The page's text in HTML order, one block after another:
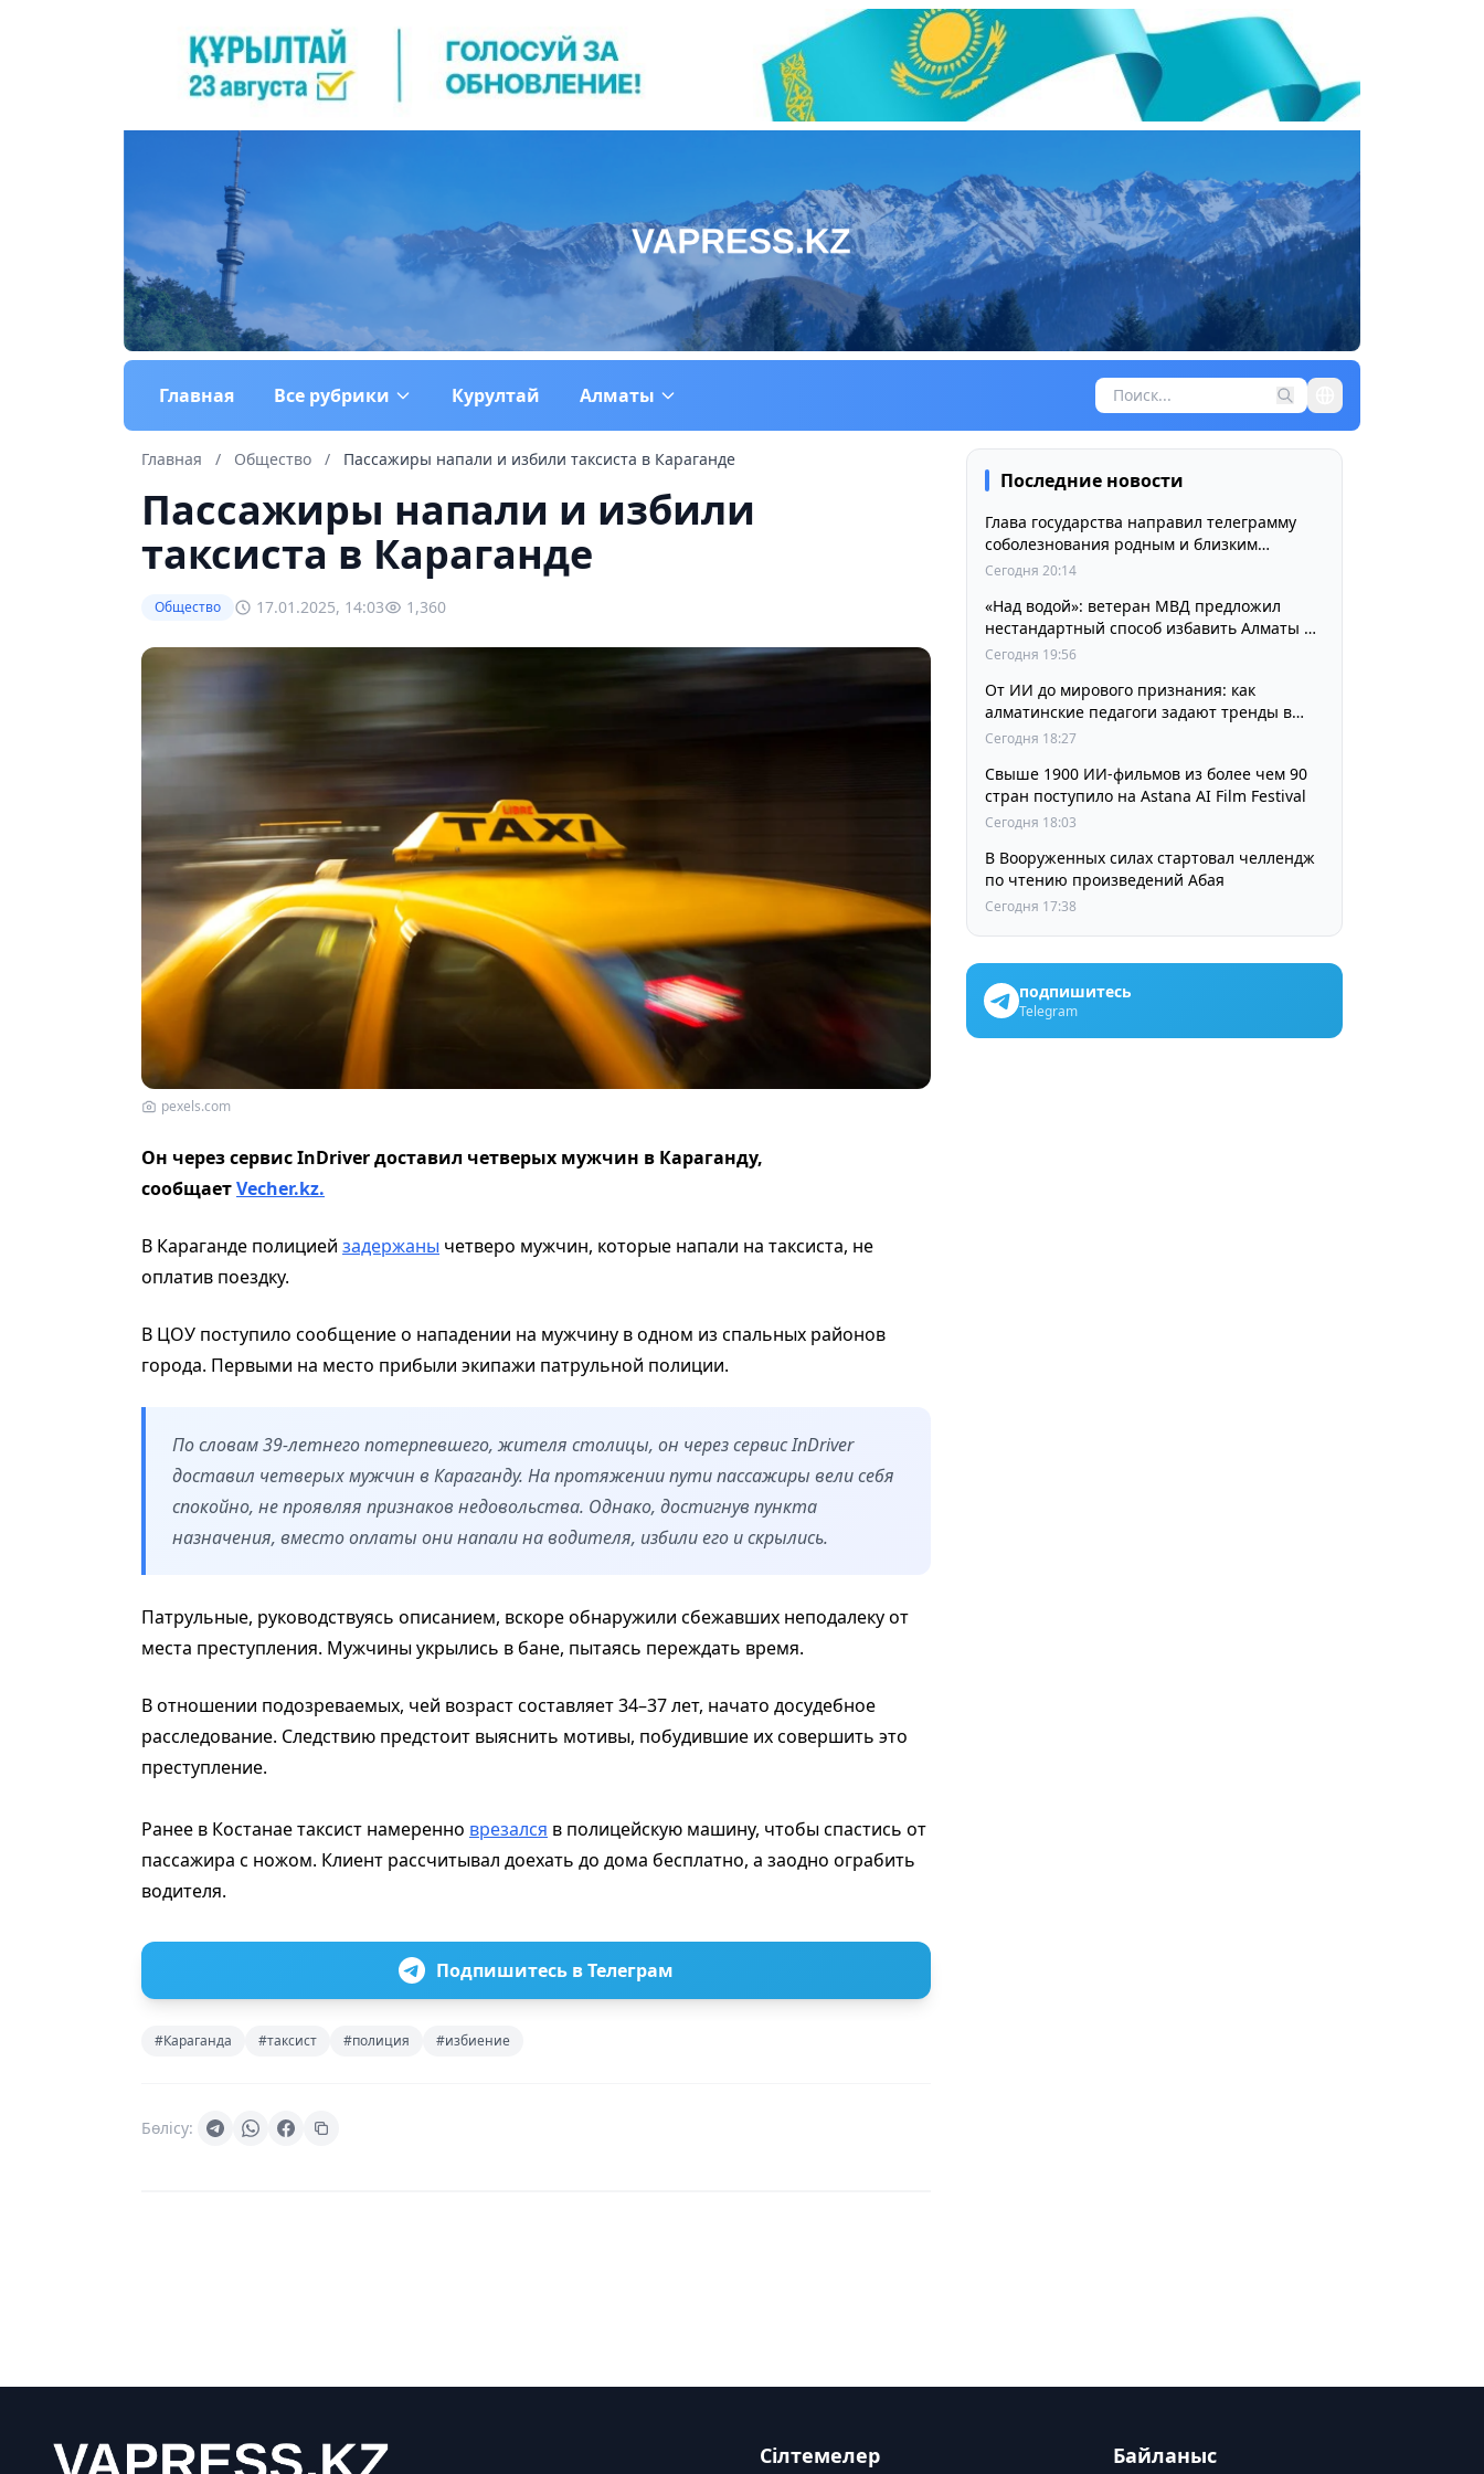
Главная Все рубрики Курултай Алматы
Главная / Общество / Пассажиры напали и избили таксиста в Караганде
Пассажиры напали и избили
таксиста в Караганде
Общество 17.01.2025, 14:03 1,360
pexels.com
Он через сервис InDriver доставил четверых мужчин в Караганду,
сообщаетVecher.kz.
В Караганде полицией задержаны четверо мужчин, которые напали на таксиста, не
оплатив поездку.
В ЦОУ поступило сообщение о нападении на мужчину в одном из спальных районов
города. Первыми на место прибыли экипажи патрульной полиции.
По словам 39-летнего потерпевшего, жителя столицы, он через сервис InDriver
доставил четверых мужчин в Караганду. На протяжении пути пассажиры вели себя
спокойно, не проявляя признаков недовольства. Однако, достигнув пункта
назначения, вместо оплаты они напали на водителя, избили его и скрылись.
Патрульные, руководствуясь описанием, вскоре обнаружили сбежавших неподалеку от
места преступления. Мужчины укрылись в бане, пытаясь переждать время.
В отношении подозреваемых, чей возраст составляет 34–37 лет, начато досудебное
расследование. Следствию предстоит выяснить мотивы, побудившие их совершить это
преступление.
Ранее в Костанае таксист намеренно врезался в полицейскую машину, чтобы спастись от
пассажира с ножом. Клиент рассчитывал доехать до дома бесплатно, а заодно ограбить
водителя.
Подпишитесь в Телеграм
#Караганда #таксист #полиция #избиение
Бөлісу:
Последние новости
Глава государства направил телеграмму
соболезнования родным и близким
выдающегося кинорежиссера Ардака
Сегодня 20:14
«Над водой»: ветеран МВД предложил
нестандартный способ избавить Алматы от
пробок и смога
Сегодня 19:56
От ИИ до мирового признания: как
алматинские педагоги задают тренды в
изучении языков
Сегодня 18:27
Свыше 1900 ИИ-фильмов из более чем 90
стран поступило на Astana AI Film Festival
Сегодня 18:03
В Вооруженных силах стартовал челлендж
по чтению произведений Абая
Сегодня 17:38
подпишитесь
Telegram
Сілтемелер Байланыс